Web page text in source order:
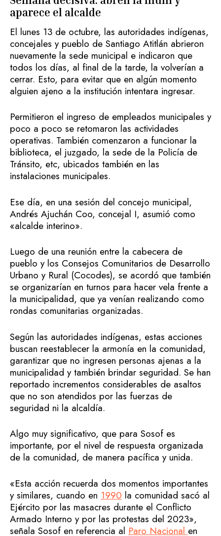
aparece el alcalde
El lunes 13 de octubre, las autoridades indígenas,
concejales y pueblo de Santiago Atitlán abrieron
nuevamente la sede municipal e indicaron que
todos los días, al final de la tarde, la volverían a
cerrar. Esto, para evitar que en algún momento
alguien ajeno a la institución intentara ingresar.
Permitieron el ingreso de empleados municipales y
poco a poco se retomaron las actividades
operativas. También comenzaron a funcionar la
biblioteca, el juzgado, la sede de la Policía de
Tránsito, etc, ubicados también en las
instalaciones municipales.
Ese día, en una sesión del concejo municipal,
Andrés Ajuchán Coo, concejal I, asumió como
«alcalde interino».
Luego de una reunión entre la cabecera de
pueblo y los Consejos Comunitarios de Desarrollo
Urbano y Rural (Cocodes), se acordó que también
se organizarían en turnos para hacer vela frente a
la municipalidad, que ya venían realizando como
rondas comunitarias organizadas.
Según las autoridades indígenas, estas acciones
buscan reestablecer la armonía en la comunidad,
garantizar que no ingresen personas ajenas a la
municipalidad y también brindar seguridad. Se han
reportado incrementos considerables de asaltos
que no son atendidos por las fuerzas de
seguridad ni la alcaldía.
Algo muy significativo, que para Sosof es
importante, por el nivel de respuesta organizada
de la comunidad, de manera pacífica y unida.
«Esta acción recuerda dos momentos importantes
y similares, cuando en 1990 la comunidad sacó al
Ejército por las masacres durante el Conflicto
Armado Interno y por las protestas del 2023»,
señala Sosof en referencia al Paro Nacional en